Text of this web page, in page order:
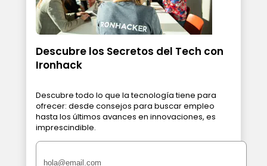
Descubre los Secretos del Tech con
Ironhack
Descubre todo lo que la tecnología tiene para
ofrecer: desde consejos para buscar empleo
hasta los últimos avances en innovaciones, es
imprescindible.